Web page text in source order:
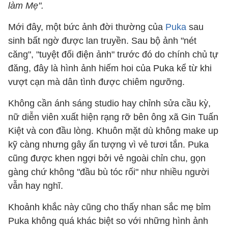
làm Mẹ".
Mới đây, một bức ảnh đời thường của Puka sau
sinh bất ngờ được lan truyền. Sau bộ ảnh "nét
căng", "tuyệt đối điện ảnh" trước đó do chính chủ tự
đăng, đây là hình ảnh hiếm hoi của Puka kể từ khi
vượt cạn mà dân tình được chiêm ngưỡng.
Không cần ánh sáng studio hay chỉnh sửa cầu kỳ,
nữ diễn viên xuất hiện rạng rỡ bên ông xã Gin Tuấn
Kiệt và con đầu lòng. Khuôn mặt dù không make up
kỹ càng nhưng gây ấn tượng vì vẻ tươi tắn. Puka
cũng được khen ngợi bởi vẻ ngoài chỉn chu, gọn
gàng chứ không "đầu bù tóc rối" như nhiều người
vẫn hay nghĩ.
Khoảnh khắc này cũng cho thấy nhan sắc mẹ bỉm
Puka không quá khác biệt so với những hình ảnh